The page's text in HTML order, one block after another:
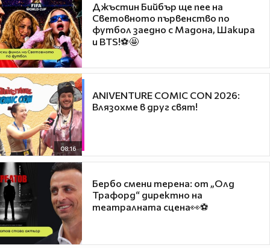
Джъстин Бийбър ще пее на
Световното първенство по
футбол заедно с Мадона, Шакира
и BTS!⚽🤩
08:16
ANIVENTURE COMIC CON 2026:
Влязохме в друг свят!
Бербо смени терена: от „Олд
Трафорд“ директно на
театралната сцена👀⚽